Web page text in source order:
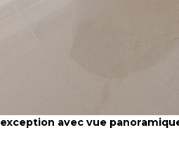
avec vue